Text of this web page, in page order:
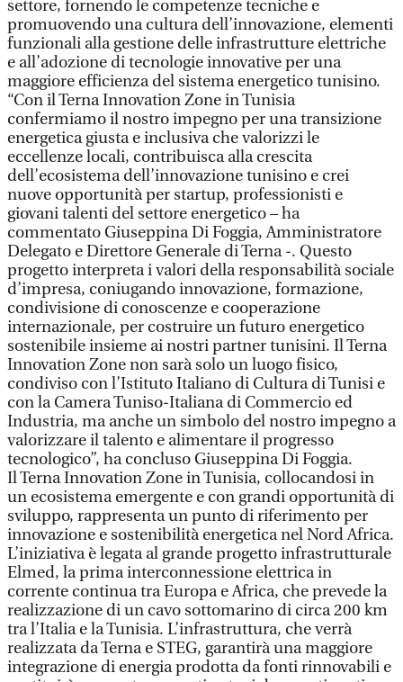
settore, fornendo le competenze tecniche e
promuovendo una cultura dell’innovazione, elementi
funzionali alla gestione delle infrastrutture elettriche
e all’adozione di tecnologie innovative per una
maggiore efficienza del sistema energetico tunisino.
“Con il Terna Innovation Zone in Tunisia
confermiamo il nostro impegno per una transizione
energetica giusta e inclusiva che valorizzi le
eccellenze locali, contribuisca alla crescita
dell’ecosistema dell’innovazione tunisino e crei
nuove opportunità per startup, professionisti e
giovani talenti del settore energetico – ha
commentato Giuseppina Di Foggia, Amministratore
Delegato e Direttore Generale di Terna -. Questo
progetto interpreta i valori della responsabilità sociale
d’impresa, coniugando innovazione, formazione,
condivisione di conoscenze e cooperazione
internazionale, per costruire un futuro energetico
sostenibile insieme ai nostri partner tunisini. Il Terna
Innovation Zone non sarà solo un luogo fisico,
condiviso con l’Istituto Italiano di Cultura di Tunisi e
con la Camera Tuniso-Italiana di Commercio ed
Industria, ma anche un simbolo del nostro impegno a
valorizzare il talento e alimentare il progresso
tecnologico”, ha concluso Giuseppina Di Foggia.
Il Terna Innovation Zone in Tunisia, collocandosi in
un ecosistema emergente e con grandi opportunità di
sviluppo, rappresenta un punto di riferimento per
innovazione e sostenibilità energetica nel Nord Africa.
L’iniziativa è legata al grande progetto infrastrutturale
Elmed, la prima interconnessione elettrica in
corrente continua tra Europa e Africa, che prevede la
realizzazione di un cavo sottomarino di circa 200 km
tra l’Italia e la Tunisia. L’infrastruttura, che verrà
realizzata da Terna e STEG, garantirà una maggiore
integrazione di energia prodotta da fonti rinnovabili e